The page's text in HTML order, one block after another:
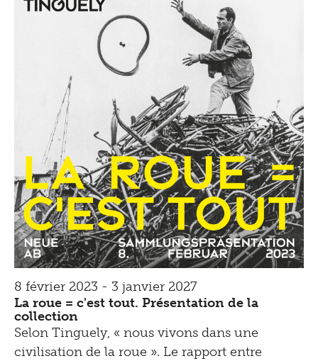
8 février 2023 - 3 janvier 2027
La roue = c'est tout. Présentation de la
collection
Selon Tinguely, « nous vivons dans une
civilisation de la roue ». Le rapport entre